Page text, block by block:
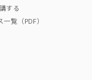
Oする
覧（PDF）